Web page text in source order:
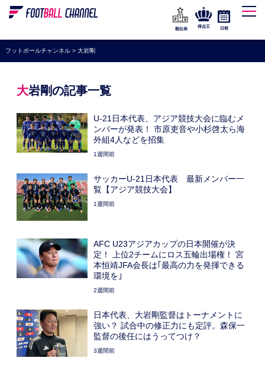
WEリーグ
海外サッカー
プレミアリーグ
ラ・リーガ
ブンデスリーガ
UEFA
高校サッカー
動画
順位表
得点王 日程
フットボールチャンネル> 大岩剛
大岩剛の記事一覧
U-21日本代表、アジア競技大会に臨むメ
ンバーが発表！ 市原吏音や小杉啓太ら海
外組4人などを招集
1週間前
サッカーU-21日本代表 最新メンバー一
覧【アジア競技大会】
1週間前
AFC U23アジアカップの日本開催が決
定！ 上位2チームにロス五輪出場権！ 宮
本恒靖JFA会⻑は｢最⾼の⼒を発揮できる
環境を｣
2週間前
日本代表、大岩剛監督はトーナメントに
強い？ 試合中の修正力にも定評。森保一
監督の後任にはうってつけ？
3週間前